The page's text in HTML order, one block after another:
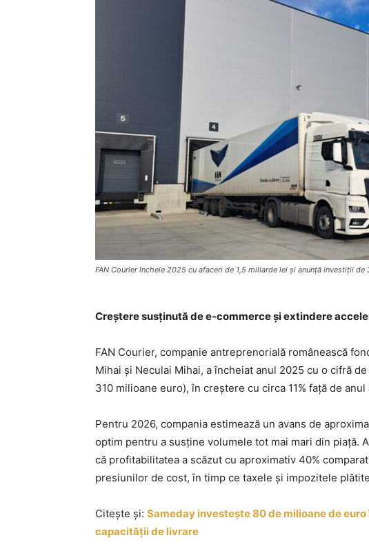
FAN Courier încheie 2025 cu afaceri de 1,5 miliarde lei și anunță investiții
Creștere susținută de e-commerce și extindere
FAN Courier, companie antreprenorială românească
Mihai și Neculai Mihai, a încheiat anul 2025 cu o cifră
310 milioane euro), în creștere cu circa 11% față de
Pentru 2026, compania estimează un avans de
optim pentru a susține volumele tot mai mari din piață.
că profitabilitatea a scăzut cu aproximativ 40%
presiunilor de cost, în timp ce taxele și impozitele
Citește și: Sameday investește 80 de milioane de
capacității de livrare